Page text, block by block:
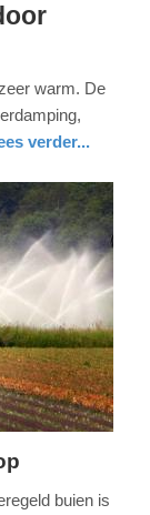
warm. De
verder...
buien is